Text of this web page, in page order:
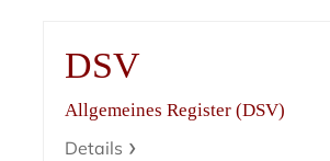
DSV
Allgemeines Register (DSV)
Details